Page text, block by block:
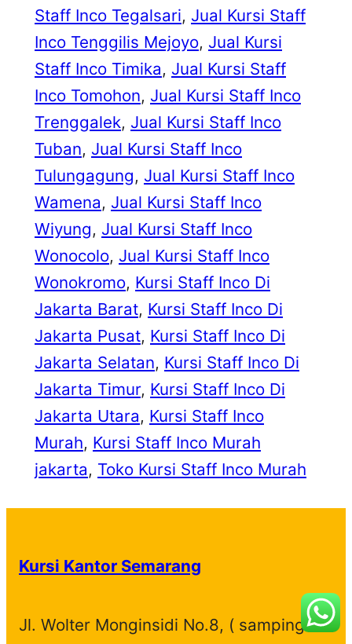
Staff Inco Tegalsari, Jual Kursi Staff
Inco Tenggilis Mejoyo, Jual Kursi
Staff Inco Timika, Jual Kursi Staff
Inco Tomohon, Jual Kursi Staff Inco
Trenggalek, Jual Kursi Staff Inco
Tuban, Jual Kursi Staff Inco
Tulungagung, Jual Kursi Staff Inco
Wamena, Jual Kursi Staff Inco
Wiyung, Jual Kursi Staff Inco
Wonocolo, Jual Kursi Staff Inco
Wonokromo, Kursi Staff Inco Di
Jakarta Barat, Kursi Staff Inco Di
Jakarta Pusat, Kursi Staff Inco Di
Jakarta Selatan, Kursi Staff Inco Di
Jakarta Timur, Kursi Staff Inco Di
Jakarta Utara, Kursi Staff Inco
Murah, Kursi Staff Inco Murah
jakarta, Toko Kursi Staff Inco Murah
Kursi Kantor Semarang
Jl. Wolter Monginsidi No.8, ( samping